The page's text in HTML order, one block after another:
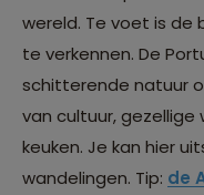
wereld. Te voet is de
te verkennen. De
schitterende natuur
van cultuur, gezellige
keuken. Je kan hier
wandelingen. Tip: de